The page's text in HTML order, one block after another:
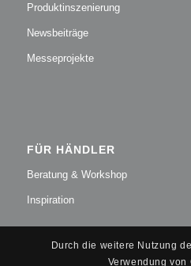
Produktinszenierung
Newsbeiträge
Messeprojekte
FÜR HÄNDLER
Beratung & Workshop
Inspiration
Durch die weitere Nutzung
Verwendung von